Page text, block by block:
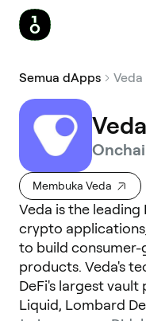
Semua dApps Veda
Veda
Membuka Veda
Veda is the
crypto
to build consumer-
products. Veda's
DeFi's largest
Liquid, Lombard